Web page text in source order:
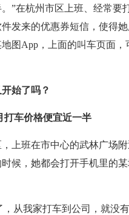
”在杭州市区上班、经常要
发来的优惠券短信，使得
图App，上面的叫车页面
始了吗？
车价格便宜近一半
班在市中心的武林广场附
候，她都会打开手机里的
我家打车到公司，就没有